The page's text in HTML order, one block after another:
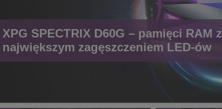
XPG SPECTRIX D60G – pamięci RAM z
największym zagęszczeniem LED-ów